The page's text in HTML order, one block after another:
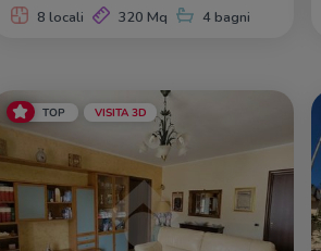
8 locali 320 Mq 4 bagni
TOP VISITA 3D